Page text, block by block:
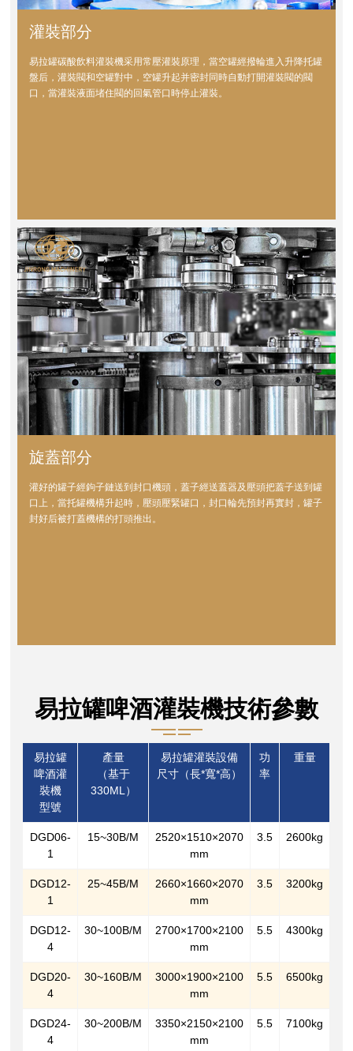
灌裝部分
易拉罐碳酸飲料灌裝機采用常壓灌裝原理，當空罐經撥輪進入升降托罐
盤后，灌裝閥和空罐對中，空罐升起并密封同時自動打開灌裝閥的閥
口，當灌裝液面堵住閥的回氣管口時停止灌裝。
旋蓋部分
灌好的罐子經鉤子鏈送到封口機頭，蓋子經送蓋器及壓頭把蓋子送到罐
口上，當托罐機構升起時，壓頭壓緊罐口，封口輪先預封再實封，罐子
封好后被打蓋機構的打頭推出。
易拉罐啤酒灌裝機技術參數
易拉罐
啤酒灌
裝機
型號
產量
（基于
330ML）
易拉罐灌裝設備
尺寸（長*寬*高）
功
率
重量
DGD06-
1
15~30B/M
2520×1510×2070
mm
3.5 2600kg
DGD12-
1
25~45B/M
2660×1660×2070
mm
3.5 3200kg
DGD12-
4
30~100B/M
2700×1700×2100
mm
5.5 4300kg
DGD20-
4
30~160B/M
3000×1900×2100
mm
5.5 6500kg
DGD24-
4
30~200B/M
3350×2150×2100
mm
5.5 7100kg